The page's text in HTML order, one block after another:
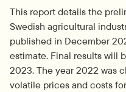
This report details the
Swedish agricultural
published in December
estimate. Final results will
2023. The year 2022 was
volatile prices and costs